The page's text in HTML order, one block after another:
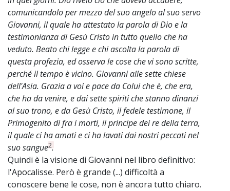
comunicandolo per mezzo del suo angelo al suo servo
Giovanni, il quale ha attestato la parola di Dio e la
testimonianza di Gesù Cristo in tutto quello che ha
veduto. Beato chi legge e chi ascolta la parola di
questa profezia, ed osserva le cose che vi sono scritte,
perché il tempo è vicino. Giovanni alle sette chiese
dell'Asia. Grazia a voi e pace da Colui che è, che era,
che ha da venire, e dai sette spiriti che stanno dinanzi
al suo trono, e da Gesù Cristo, il fedele testimone, il
Primogenito di fra i morti, il principe dei re della terra,
il quale ci ha amati e ci ha lavati dai nostri peccati nel
suo sangue2.
Quindi è la visione di Giovanni nel libro definitivo:
l'Apocalisse. Però è grande (...) difficoltà a
conoscere bene le cose, non è ancora tutto chiaro.